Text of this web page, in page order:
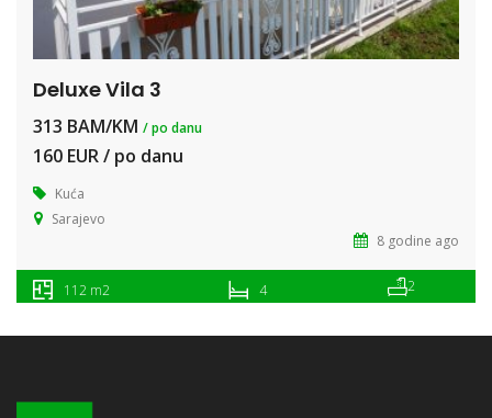
Deluxe Vila 3
313 BAM/KM / po danu
160 EUR / po danu
Kuća
Sarajevo
8 godine ago
112 m2 4 2